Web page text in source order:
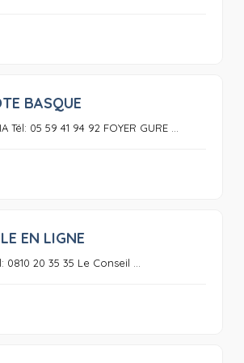
BASQUE
Tél: 05 59 41 94 92 FOYER GURE ...
EN LIGNE
0810 20 35 35 Le Conseil ...